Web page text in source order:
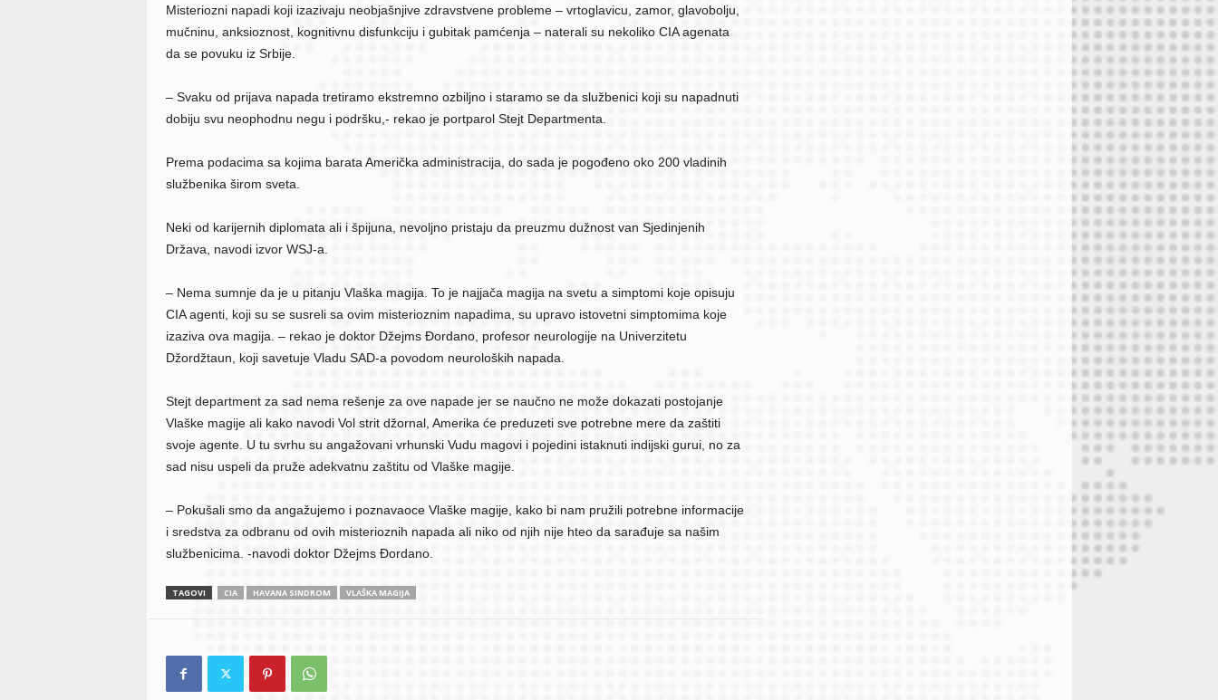
Misteriozni napadi koji izazivaju neobjašnjive zdravstvene probleme – vrtoglavicu, zamor, glavobolju,
mučninu, anksioznost, kognitivnu disfunkciju i gubitak pamćenja – naterali su nekoliko CIA agenata
da se povuku iz Srbije.
– Svaku od prijava napada tretiramo ekstremno ozbiljno i staramo se da službenici koji su napadnuti
dobiju svu neophodnu negu i podršku,- rekao je portparol Stejt Departmenta.
Prema podacima sa kojima barata Američka administracija, do sada je pogođeno oko 200 vladinih
službenika širom sveta.
Neki od karijernih diplomata ali i špijuna, nevoljno pristaju da preuzmu dužnost van Sjedinjenih
Država, navodi izvor WSJ-a.
– Nema sumnje da je u pitanju Vlaška magija. To je najjača magija na svetu a simptomi koje opisuju
CIA agenti, koji su se susreli sa ovim misterioznim napadima, su upravo istovetni simptomima koje
izaziva ova magija. – rekao je doktor Džejms Đordano, profesor neurologije na Univerzitetu
Džordžtaun, koji savetuje Vladu SAD-a povodom neuroloških napada.
Stejt department za sad nema rešenje za ove napade jer se naučno ne može dokazati postojanje
Vlaške magije ali kako navodi Vol strit džornal, Amerika će preduzeti sve potrebne mere da zaštiti
svoje agente. U tu svrhu su angažovani vrhunski Vudu magovi i pojedini istaknuti indijski gurui, no za
sad nisu uspeli da pruže adekvatnu zaštitu od Vlaške magije.
– Pokušali smo da angažujemo i poznavaoce Vlaške magije, kako bi nam pružili potrebne informacije
i sredstva za odbranu od ovih misterioznih napada ali niko od njih nije hteo da sarađuje sa našim
službenicima. -navodi doktor Džejms Đordano.
TAGOVI CIA HAVANA SINDROM VLAŠKA MAGIJA